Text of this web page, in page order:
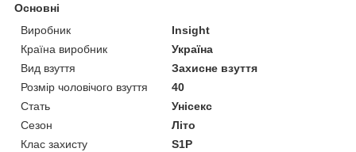
Основні
Виробник
Insight
Країна виробник
Україна
Вид взуття
Захисне взуття
Розмір чоловічого взуття
40
Стать
Унісекс
Сезон
Літо
Клас захисту
S1P